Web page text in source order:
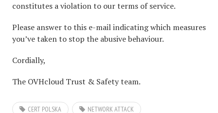
constitutes a violation to our terms of service.
Please answer to this e-mail indicating which measures
you’ve taken to stop the abusive behaviour.
Cordially,
The OVHcloud Trust & Safety team.
CERT POLSKA
NETWORK ATTACK